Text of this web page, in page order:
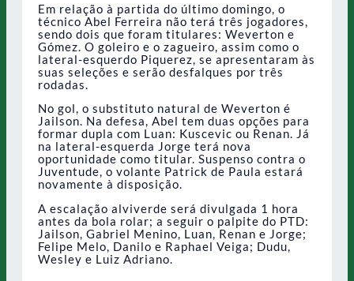
Em relação à partida do último domingo, o
técnico Abel Ferreira não terá três jogadores,
sendo dois que foram titulares: Weverton e
Gómez. O goleiro e o zagueiro, assim como o
lateral-esquerdo Piquerez, se apresentaram às
suas seleções e serão desfalques por três
rodadas.
No gol, o substituto natural de Weverton é
Jailson. Na defesa, Abel tem duas opções para
formar dupla com Luan: Kuscevic ou Renan. Já
na lateral-esquerda Jorge terá nova
oportunidade como titular. Suspenso contra o
Juventude, o volante Patrick de Paula estará
novamente à disposição.
A escalação alviverde será divulgada 1 hora
antes da bola rolar; a seguir o palpite do PTD:
Jailson, Gabriel Menino, Luan, Renan e Jorge;
Felipe Melo, Danilo e Raphael Veiga; Dudu,
Wesley e Luiz Adriano.